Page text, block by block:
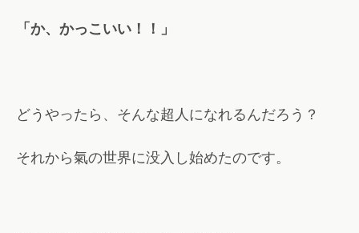
「か、かっこいい！！」
どうやったら、そんな超人になれるんだろう？
それから氣の世界に没入し始めたのです。